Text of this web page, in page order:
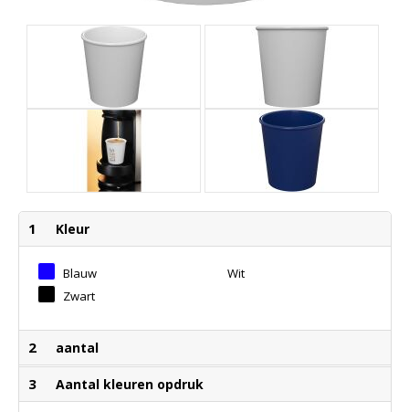
1 Kleur
Blauw
Wit
Zwart
2 aantal
3 Aantal kleuren opdruk